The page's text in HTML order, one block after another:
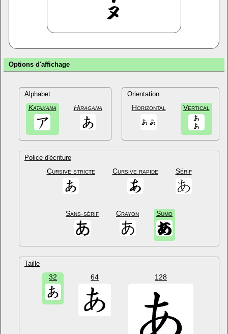
Options d'affichage
Alphabet
Katakana Hiragana
Orientation
Horizontal Vertical
Police d'écriture
Cursive stricte Cursive rapide Sérif
Sans-sérif Crayon Sumo
Taille
32 64 128